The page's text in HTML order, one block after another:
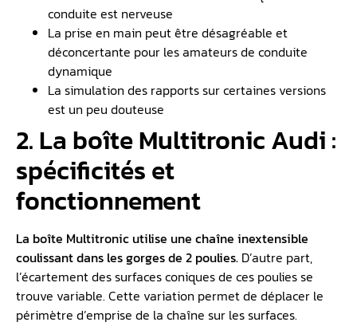
conduite est nerveuse
La prise en main peut être désagréable et
déconcertante pour les amateurs de conduite
dynamique
La simulation des rapports sur certaines versions
est un peu douteuse
2. La boîte Multitronic Audi :
spécificités et
fonctionnement
La boîte Multitronic utilise une chaîne inextensible
coulissant dans les gorges de 2 poulies. D’autre part,
l’écartement des surfaces coniques de ces poulies se
trouve variable. Cette variation permet de déplacer le
périmètre d’emprise de la chaîne sur les surfaces.